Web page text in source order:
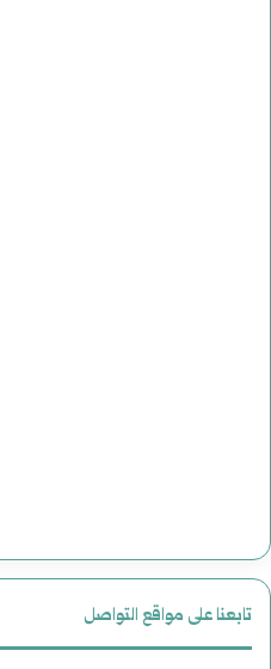
تابعنا على مواقع التواصل